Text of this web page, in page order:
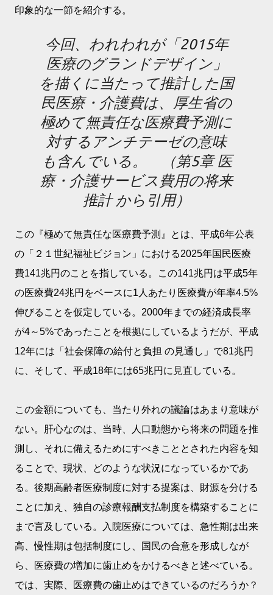
印象的な一節を紹介する。
今回、われわれが「2015年
医療のグランドデザイン」
を描くに当たって推計した国
民医療・介護費は、厚生省の
極めて無責任な医療費予測に
対するアンチテーゼの意味
も含んでいる。
（第5章 医
療・介護サービス費用の将来
推計 から引用）
この『極めて無責任な医療費予測』とは、平成6年公表
の「２１世紀福祉ビジョン」における2025年国民医療
費141兆円のことを指している。この141兆円は平成5年
の医療費24兆円をベースに1人あたり医療費が年率4.5%
伸びることを仮定している。2000年までの経済成長率
が4～5%であったことを根拠にしているようだが、平成
12年には「社会保障の給付と負担 の見通し」で81兆円
に、そして、平成18年には65兆円に見直している。
この金額についても、当たり外れの議論はあまり意味が
ない。肝心なのは、当時、人口動態から将来の問題を推
測し、それに備えるためにすべきこととされた内容を知
ることで、現状、どのような状況になっているかであ
る。後期高齢者医療制度に対する提案は、財源を分ける
ことに加え、独自の診療報酬支払制度を構築することに
まで言及している。入院医療については、急性期は出来
高、慢性期は包括制度にし、国民の合意を形成しなが
ら、医療費の増加に歯止めをかけるべきと述べている。
では、実際、医療費の歯止めはできているのだろうか？